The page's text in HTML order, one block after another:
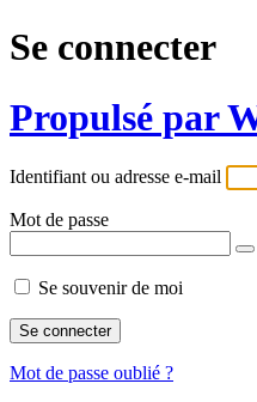
Se connecter
Propulsé par
Identifiant ou adresse e-mail
Mot de passe
Se souvenir de moi
Mot de passe oublié ?